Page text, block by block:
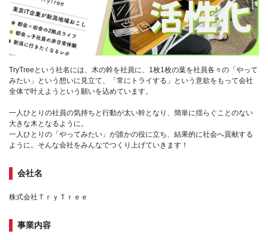
TryTreeという社名には、木の幹を社員に、1枚1枚の葉を社員各々の「やって
みたい」という想いに見立て、「常にトライする」という意欲をもって会社
全体で叶えようという願いを込めています。
一人ひとりの社員の気持ちと行動が太い幹となり、簡単に揺らぐことのない
大きな木となるように。
一人ひとりの「やってみたい」が誰かの役に立ち、結果的に社会へ貢献する
ように。そんな会社をみんなでつくり上げていきます！
会社名
株式会社ＴｒｙＴｒｅｅ
事業内容